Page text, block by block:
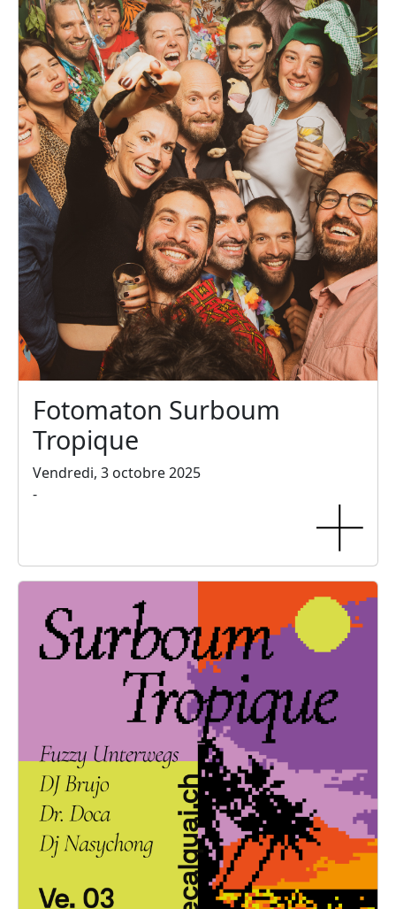
Fotomaton Surboum
Tropique
Vendredi, 3 octobre 2025
-